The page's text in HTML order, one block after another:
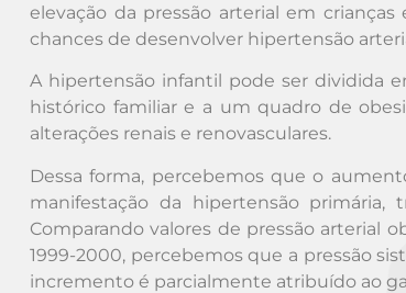
elevação da pressão arterial em
chances de desenvolver hipertensão
A hipertensão infantil pode ser dividida
histórico familiar e a um quadro de
alterações renais e renovasculares.
Dessa forma, percebemos que o
manifestação da hipertensão primária,
Comparando valores de pressão arterial
1999-2000, percebemos que a pressão
incremento é parcialmente atribuído ao